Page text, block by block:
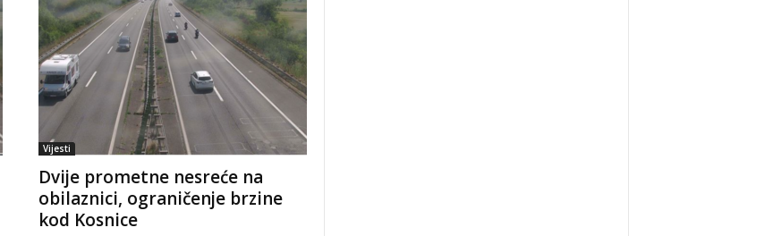
Vijesti
Dvije prometne nesreće na
obilaznici, ograničenje brzine
kod Kosnice